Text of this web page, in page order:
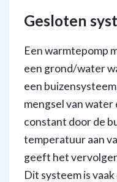
Gesloten
Een warmtepomp
een grond/water
een
mengsel van
constant door de
temperatuur aan
geeft het
Dit systeem is